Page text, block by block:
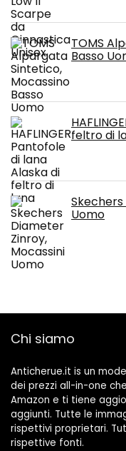
TOMS
Basso
feltro di
Uomo
Chi siamo
Anticherue.it is un
dei prezzi all-in-one
Amazon e ti tiene
aggiunti. Tutte le
rispettivi proprietari.
rispettive fonti.